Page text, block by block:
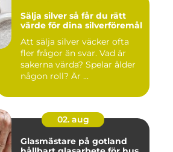
Sälja silver så får du rätt
värde för dina silverföremål
Att sälja silver väcker ofta
fler frågor än svar. Vad är
sakerna värda? Spelar ålder
någon roll? Är ...
02. aug
Glasmästare på gotland